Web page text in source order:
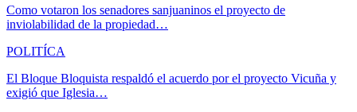
Como votaron los senadores sanjuaninos el proyecto de
inviolabilidad de la propiedad…
POLITÍCA
El Bloque Bloquista respaldó el acuerdo por el proyecto Vicuña y
exigió que Iglesia…